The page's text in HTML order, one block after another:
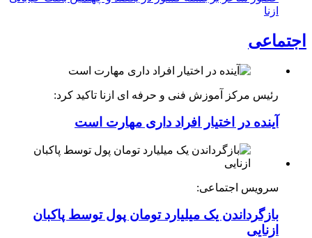
ازنا
اجتماعی
رئیس مرکز آموزش فنی و حرفه ای ازنا تاکید کرد:
آینده در اختیار افراد داری مهارت است
سرویس اجتماعی:
بازگرداندن یک میلیارد تومان پول توسط پاکبان
ازنایی